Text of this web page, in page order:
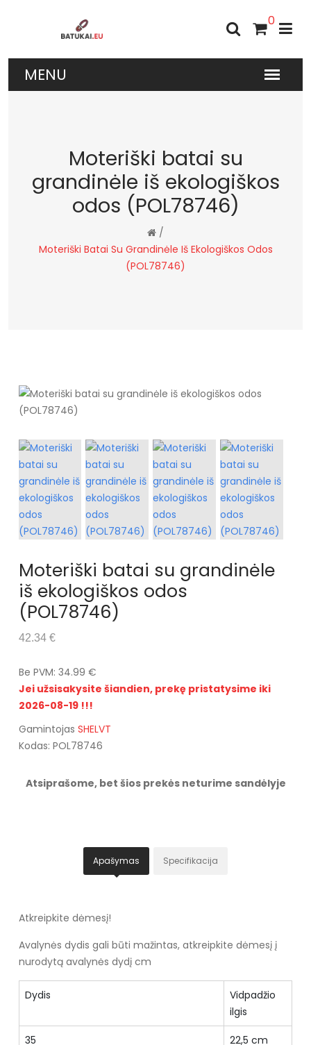
0
Moteriški batai su
grandinėle iš ekologiškos
odos (POL78746)
/
Moteriški Batai Su Grandinėle Iš Ekologiškos Odos
(POL78746)
Moteriški batai su grandinėle
iš ekologiškos odos
(POL78746)
42.34 €
Be PVM: 34.99 €
Jei užsisakysite šiandien, prekę pristatysime iki
2026-08-19 !!!
Gamintojas SHELVT
Kodas: POL78746
Atsiprašome, bet šios prekės neturime sandėlyje
Apašymas Specifikacija
Atkreipkite dėmesį!
Avalynės dydis gali būti mažintas, atkreipkite dėmesį į
nurodytą avalynės dydį cm
Dydis
Vidpadžio
ilgis
35 22,5 cm